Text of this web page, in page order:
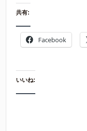
共有:
Facebook
いいね: